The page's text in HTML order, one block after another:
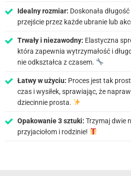
Idealny rozmiar: Doskonała
przejście przez każde ubranie lub
Trwały i niezawodny: Elastyczna
która zapewnia wytrzymałość i
nie odkształca z czasem.
Łatwy w użyciu: Proces jest tak
czas i wysiłek, sprawiając, że
dziecinnie prosta.
Opakowanie 3 sztuki: Trzymaj dwie
przyjaciołom i rodzinie!